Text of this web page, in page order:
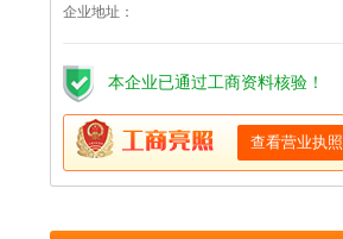
企业地址：
本企业已通过工商资料核验！
查看营业执照